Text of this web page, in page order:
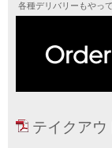
各種デリバリーもやっ
テイクア